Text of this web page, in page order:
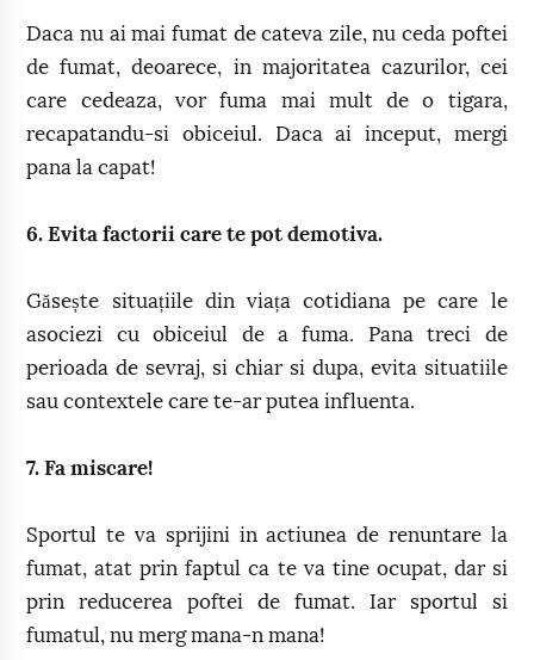
Daca nu ai mai fumat de cateva zile, nu ceda poftei
de fumat, deoarece, in majoritatea cazurilor, cei
care cedeaza, vor fuma mai mult de o tigara,
recapatandu-si obiceiul. Daca ai inceput, mergi
pana la capat!
6. Evita factorii care te pot demotiva.
Găsește situațiile din viața cotidiana pe care le
asociezi cu obiceiul de a fuma. Pana treci de
perioada de sevraj, si chiar si dupa, evita situatiile
sau contextele care te-ar putea influenta.
7. Fa miscare!
Sportul te va sprijini in actiunea de renuntare la
fumat, atat prin faptul ca te va tine ocupat, dar si
prin reducerea poftei de fumat. Iar sportul si
fumatul, nu merg mana-n mana!